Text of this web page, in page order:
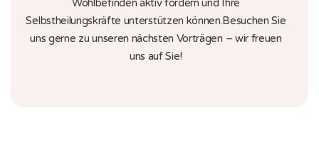
Wohlbefinden aktiv fördern und Ihre
Selbstheilungskräfte unterstützen können.Besuchen Sie
uns gerne zu unseren nächsten Vorträgen – wir freuen
uns auf Sie!